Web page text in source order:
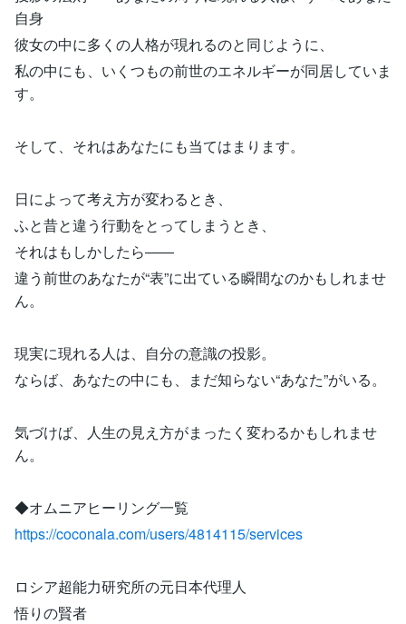
自身
彼女の中に多くの人格が現れるのと同じように、
私の中にも、いくつもの前世のエネルギーが同居していま
す。
そして、それはあなたにも当てはまります。
日によって考え方が変わるとき、
ふと昔と違う行動をとってしまうとき、
それはもしかしたら――
違う前世のあなたが“表”に出ている瞬間なのかもしれませ
ん。
現実に現れる人は、自分の意識の投影。
ならば、あなたの中にも、まだ知らない“あなた”がいる。
気づけば、人生の見え方がまったく変わるかもしれませ
ん。
◆オムニアヒーリング一覧
https://coconala.com/users/4814115/services
ロシア超能力研究所の元日本代理人
悟りの賢者